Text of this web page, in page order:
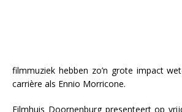
filmmuziek hebben zo’n grote impact
carrière als Ennio Morricone.
Filmhuis Doornenburg presenteert op